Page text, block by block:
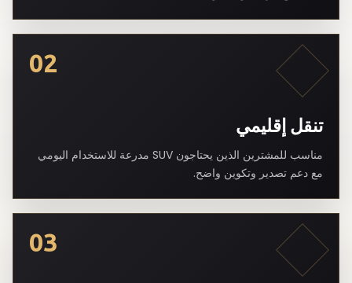
02
تنقل إقليمي
مناسب للمشترين الذين يحتاجون SUV مدرعة للاستخدام اليومي
مع دعم تصدير وتكوين واضح.
03